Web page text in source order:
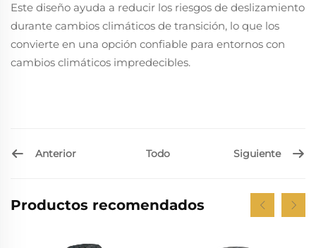
Este diseño ayuda a reducir los riesgos de deslizamiento
durante cambios climáticos de transición, lo que los
convierte en una opción confiable para entornos con
cambios climáticos impredecibles.
Anterior Todo Siguiente
Productos recomendados